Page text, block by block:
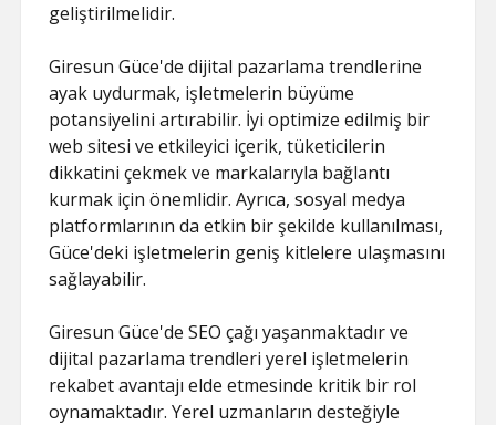
geliştirilmelidir.
Giresun Güce'de dijital pazarlama trendlerine
ayak uydurmak, işletmelerin büyüme
potansiyelini artırabilir. İyi optimize edilmiş bir
web sitesi ve etkileyici içerik, tüketicilerin
dikkatini çekmek ve markalarıyla bağlantı
kurmak için önemlidir. Ayrıca, sosyal medya
platformlarının da etkin bir şekilde kullanılması,
Güce'deki işletmelerin geniş kitlelere ulaşmasını
sağlayabilir.
Giresun Güce'de SEO çağı yaşanmaktadır ve
dijital pazarlama trendleri yerel işletmelerin
rekabet avantajı elde etmesinde kritik bir rol
oynamaktadır. Yerel uzmanların desteğiyle